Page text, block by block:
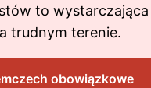
to
trudnym terenie.
obowiązkowe